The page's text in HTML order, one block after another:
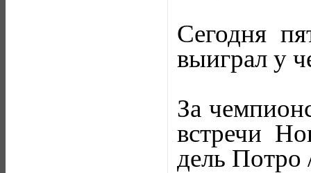
Сегодня
выиграл у
За
встречи
дель Потро